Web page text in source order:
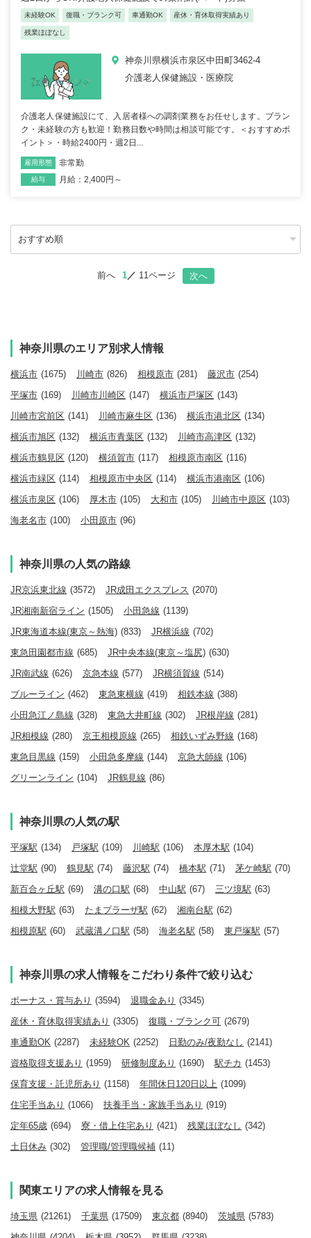
未経験OK 復職・ブランク可 車通勤OK 産休・育休取得実績あり
残業ほぼなし
神奈川県横浜市泉区中田町3462-4
介護老人保健施設・医療院
介護老人保健施設にて、入居者様への調剤業務をお任せします。ブラン
ク・未経験の方も歓迎！勤務日数や時間は相談可能です。＜おすすめポ
イント＞・時給2400円・週2日...
職種
雇用形態 非常勤
給与 月給：2,400円～
前へ 1 11ページ 次へ
神奈川県のエリア別求人情報
横浜市 (1675) 川崎市 (826) 相模原市 (281) 藤沢市 (254)
平塚市 (169) 川崎市川崎区 (147) 横浜市戸塚区 (143)
川崎市宮前区 (141) 川崎市麻生区 (136) 横浜市港北区 (134)
横浜市旭区 (132) 横浜市青葉区 (132) 川崎市高津区 (132)
横浜市鶴見区 (120) 横須賀市 (117) 相模原市南区 (116)
横浜市緑区 (114) 相模原市中央区 (114) 横浜市港南区 (106)
横浜市泉区 (106) 厚木市 (105) 大和市 (105) 川崎市中原区 (103)
海老名市 (100) 小田原市 (96)
神奈川県の人気の路線
JR京浜東北線 (3572) JR成田エクスプレス (2070)
JR湘南新宿ライン (1505) 小田急線 (1139)
JR東海道本線(東京～熱海) (833) JR横浜線 (702)
東急田園都市線 (685) JR中央本線(東京～塩尻) (630)
JR南武線 (626) 京急本線 (577) JR横須賀線 (514)
ブルーライン (462) 東急東横線 (419) 相鉄本線 (388)
小田急江ノ島線 (328) 東急大井町線 (302) JR根岸線 (281)
JR相模線 (280) 京王相模原線 (265) 相鉄いずみ野線 (168)
東急目黒線 (159) 小田急多摩線 (144) 京急大師線 (106)
グリーンライン (104) JR鶴見線 (86)
神奈川県の人気の駅
平塚駅 (134) 戸塚駅 (109) 川崎駅 (106) 本厚木駅 (104)
辻堂駅 (90) 鶴見駅 (74) 藤沢駅 (74) 橋本駅 (71) 茅ケ崎駅 (70)
新百合ヶ丘駅 (69) 溝の口駅 (68) 中山駅 (67) 三ツ境駅 (63)
相模大野駅 (63) たまプラーザ駅 (62) 湘南台駅 (62)
相模原駅 (60) 武蔵溝ノ口駅 (58) 海老名駅 (58) 東戸塚駅 (57)
神奈川県の求人情報をこだわり条件で絞り込む
ボーナス・賞与あり (3594) 退職金あり (3345)
産休・育休取得実績あり (3305) 復職・ブランク可 (2679)
車通勤OK (2287) 未経験OK (2252) 日勤のみ/夜勤なし (2141)
資格取得支援あり (1959) 研修制度あり (1690) 駅チカ (1453)
保育支援・託児所あり (1158) 年間休日120日以上 (1099)
住宅手当あり (1066) 扶養手当・家族手当あり (919)
定年65歳 (694) 寮・借上住宅あり (421) 残業ほぼなし (342)
土日休み (302) 管理職/管理職候補 (11)
関東エリアの求人情報を見る
埼玉県 (21261) 千葉県 (17509) 東京都 (8940) 茨城県 (5783)